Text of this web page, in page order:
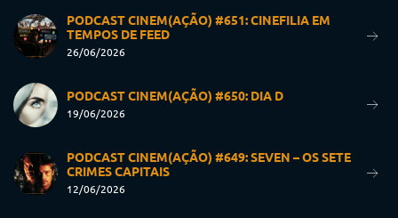
PODCAST CINEM(AÇÃO) #651: CINEFILIA EM
TEMPOS DE FEED
26/06/2026
PODCAST CINEM(AÇÃO) #650: DIA D
19/06/2026
PODCAST CINEM(AÇÃO) #649: SEVEN – OS SETE
CRIMES CAPITAIS
12/06/2026